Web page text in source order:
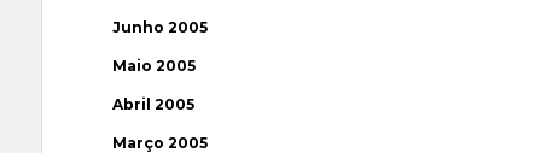
Junho 2005
Maio 2005
Abril 2005
Março 2005